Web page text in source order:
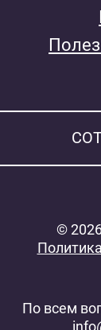
©
По всем